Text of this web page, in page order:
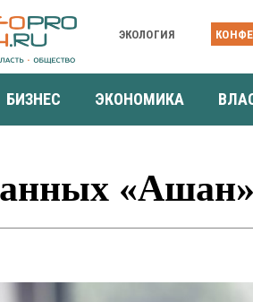
ЭКОЛОГИЯ
БИЗНЕС ЭКОНОМИКА
«Ашан»